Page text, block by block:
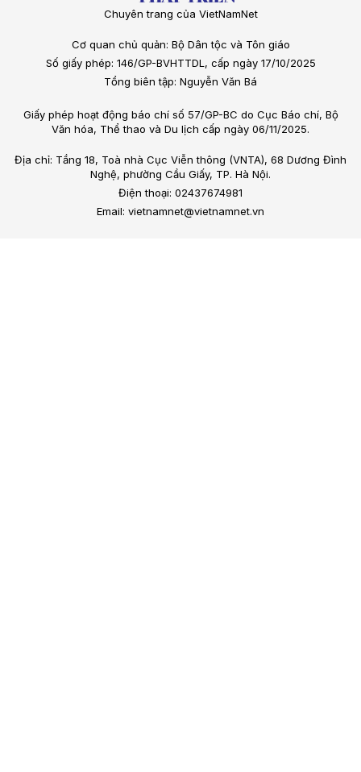
Chuyên trang của VietNamNet
Cơ quan chủ quản: Bộ Dân tộc và Tôn giáo
Số giấy phép: 146/GP-BVHTTDL, cấp ngày 17/10/2025
Tổng biên tập: Nguyễn Văn Bá
Giấy phép hoạt động báo chí số 57/GP-BC do Cục Báo chí, Bộ
Văn hóa, Thể thao và Du lịch cấp ngày 06/11/2025.
Địa chỉ: Tầng 18, Toà nhà Cục Viễn thông (VNTA), 68 Dương Đình
Nghệ, phường Cầu Giấy, TP. Hà Nội.
Điện thoại: 02437674981
Email: vietnamnet@vietnamnet.vn